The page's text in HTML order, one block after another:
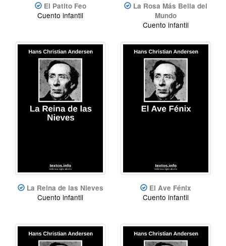
El Patito Feo
Cuento infantil
La Rosa Más Bella del
Mundo
Cuento infantil
La Reina de las Nieves
Cuento infantil
El Ave Fénix
Cuento infantil